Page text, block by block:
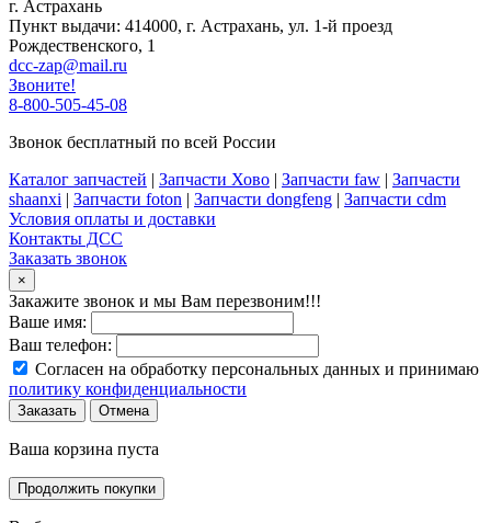
г. Астрахань
Пункт выдачи: 414000, г. Астрахань, ул. 1-й проезд
Рождественского, 1
dcc-zap@mail.ru
Звоните!
8-800-505-45-08
Звонок бесплатный по всей России
Каталог запчастей | Запчасти Хово | Запчасти faw | Запчасти
shaanxi | Запчасти foton | Запчасти dongfeng | Запчасти cdm
Условия оплаты и доставки
Контакты ДСС
Заказать звонок
×
Закажите звонок и мы Вам перезвоним!!!
Ваше имя:
Ваш телефон:
Согласен на обработку персональных данных и принимаю
политику конфиденциальности
Заказать Отмена
Ваша корзина пуста
Продолжить покупки